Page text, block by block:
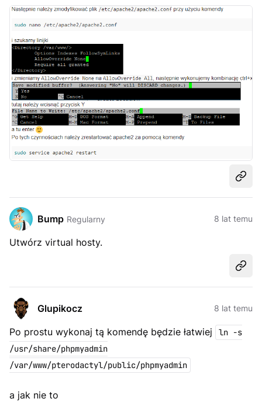
Bump Regularny 8 lat temu
Utwórz virtual hosty.
Glupikocz 8 lat temu
Po prostu wykonaj tą komendę będzie łatwiej
ln -s
/usr/share/phpmyadmin
/var/www/pterodactyl/public/phpmyadmin
a jak nie to